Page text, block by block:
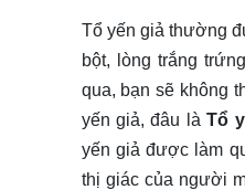
Tổ yến giả thường
bột, lòng trắng
qua, bạn sẽ không
yến giả, đâu làTổ
yến giả được làm
thị giác của người